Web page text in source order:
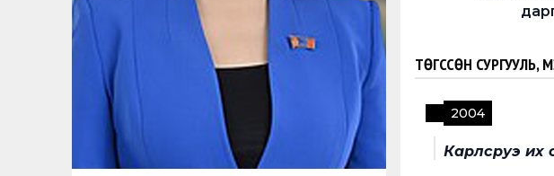
ТӨГССӨН СУРГУУЛЬ,
2004
Карлсруэ их